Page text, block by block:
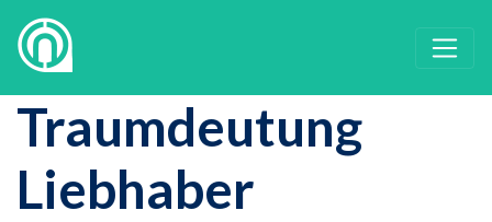
Traumdeutung
Liebhaber